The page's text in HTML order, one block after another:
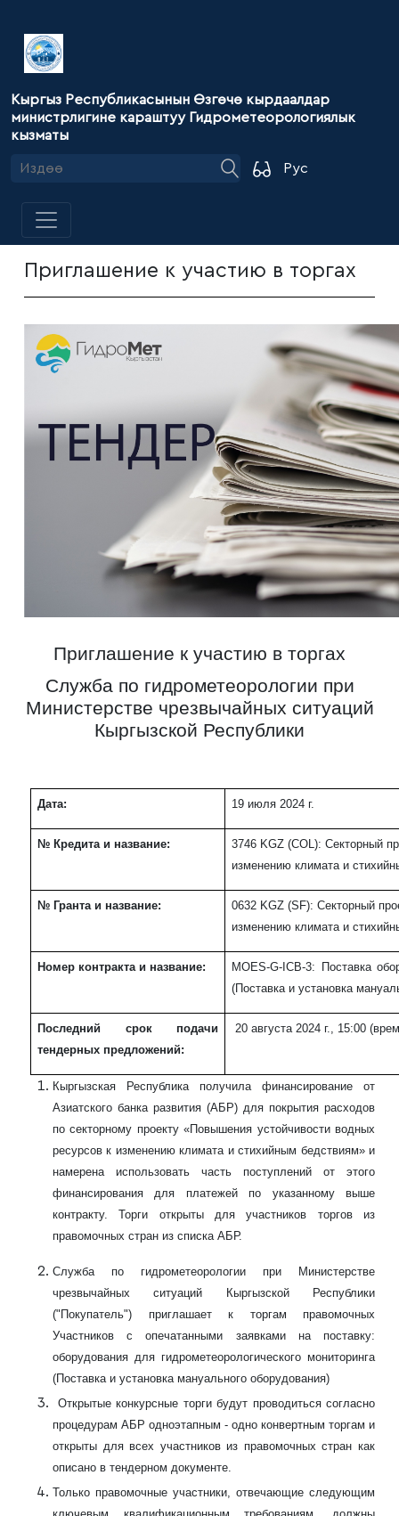
Кыргыз Республикасынын Өзгөчө кырдаалдар
министрлигине караштуу Гидрометеорологиялык
кызматы
Рус
Приглашение к участию в торгах
Приглашение к участию в торгах
Служба по гидрометеорологии при
Министерстве чрезвычайных ситуаций
Кыргызской Республики
Дата: 19 июля 2024 г.
№ Кредита и название: 3746 KGZ (COL ): Секторный
изменению климата и
№ Гранта и название: 0632 KGZ (SF): Секторный
изменению климата и
Номер контракта и название: MOES-G-ICB-3: Поставка
(Поставка и установка
Последний срок подачи
тендерных предложений:
20 августа 2024 г., 15:00
Кыргызская Республика получила финансирование от
Азиатского банка развития (АБР) для покрытия расходов
по секторному проекту «Повышения устойчивости водных
ресурсов к изменению климата и стихийным бедствиям» и
намерена использовать часть поступлений от этого
финансирования для платежей по указанному выше
контракту. Торги открыты для участников торгов из
правомочных стран из списка АБР.
Служба по гидрометеорологии при Министерстве
чрезвычайных ситуаций Кыргызской Республики
("Покупатель") приглашает к торгам правомочных
Участников с опечатанными заявками на поставку:
оборудования для гидрометеорологического мониторинга
(Поставка и установка мануального оборудования)
Открытые конкурсные торги будут проводиться согласно
процедурам АБР одноэтапным - одно конвертным торгам и
открыты для всех участников из правомочных стран как
описано в тендерном документе
Только правомочные участники,
отвечающие следующим